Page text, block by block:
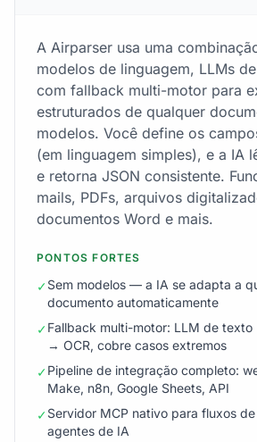
A Airparser usa uma
modelos de linguagem, LLMs
com fallback multi-motor para
estruturados de qualquer
modelos. Você define os
(em linguagem simples), e a IA
e retorna JSON consistente.
mails, PDFs, arquivos
documentos Word e mais.
PONTOS FORTES
✓Sem modelos — a IA se adapta a
documento automaticamente
✓Fallback multi-motor: LLM de
→ OCR, cobre casos extremos
✓Pipeline de integração completo:
Make, n8n, Google Sheets, API
✓Servidor MCP nativo para fluxos
agentes de IA